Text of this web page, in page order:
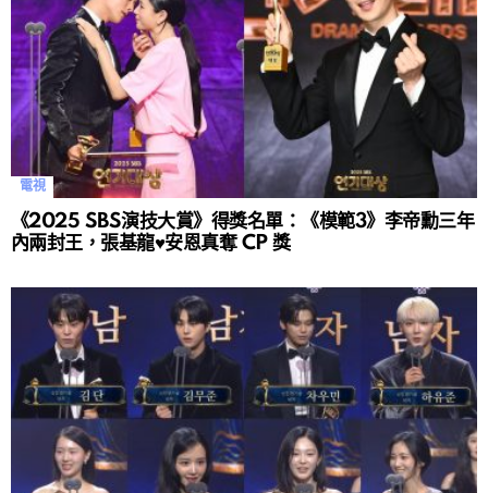
電視
《2025 SBS演技大賞》得獎名單：《模範3》李帝勳三年
內兩封王，張基龍♥安恩真奪 CP 獎